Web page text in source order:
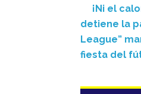
¡Ni el
detiene la
League”
fiesta del